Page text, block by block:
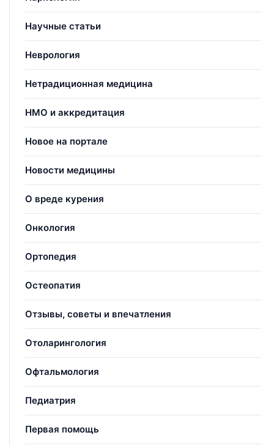
Научные статьи
Неврология
Нетрадиционная медицина
НМО и аккредитация
Новое на портале
Новости медицины
О вреде курения
Онкология
Ортопедия
Остеопатия
Отзывы, советы и впечатления
Отоларингология
Офтальмология
Педиатрия
Первая помощь